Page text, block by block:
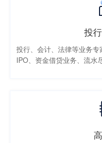
投
投行、会计、法律等业务
IPO、资金借贷业务、流水